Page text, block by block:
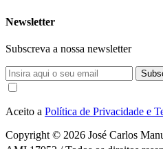
Newsletter
Subscreva a nossa newsletter
Aceito a Política de Privacidade e
Copyright © 2026 José Carlos